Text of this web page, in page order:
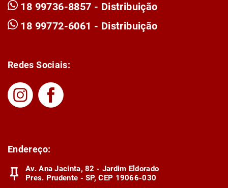
18 99736-8857 - Distribuição
18 99772-6061 - Distribuição
Redes Sociais:
Endereço:
Av. Ana Jacinta, 82 - Jardim Eldorado
Pres. Prudente - SP, CEP 19066-030